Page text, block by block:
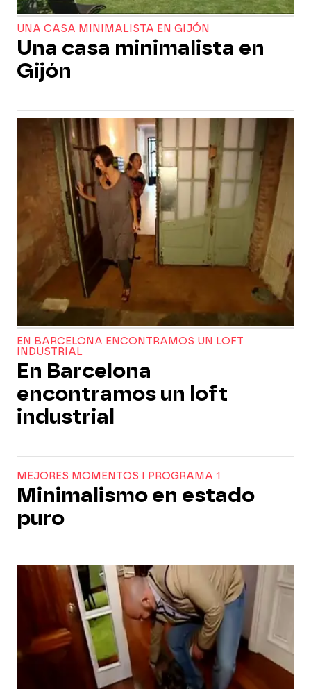
UNA CASA MINIMALISTA EN GIJÓN
Una casa minimalista en
Gijón
EN BARCELONA ENCONTRAMOS UN LOFT
INDUSTRIAL
En Barcelona
encontramos un loft
industrial
MEJORES MOMENTOS I PROGRAMA 1
Minimalismo en estado
puro